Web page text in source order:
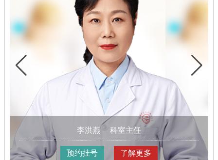
李洪燕 科室主任
预约挂号 了解更多